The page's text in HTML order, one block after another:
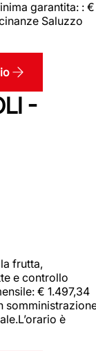
garantita: : €
Saluzzo
-
frutta,
e controllo
€ 1.497,34
è